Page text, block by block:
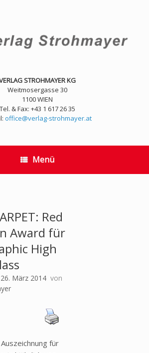
STROHMAYER KG
Weitmosergasse 30
1100 WIEN
Tel. & Fax: +43 1 617 26 35
office@verlag-strohmayer.at
Menü
Red
Award für
High
26. März 2014 von
für